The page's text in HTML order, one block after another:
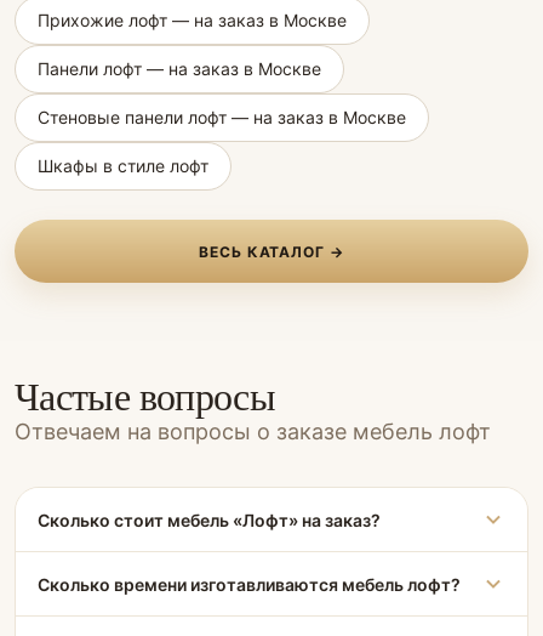
Прихожие лофт — на заказ в Москве
Панели лофт — на заказ в Москве
Стеновые панели лофт — на заказ в Москве
Шкафы в стиле лофт
ВЕСЬ КАТАЛОГ →
Частые вопросы
Отвечаем на вопросы о заказе мебель лофт
Сколько стоит мебель «Лофт» на заказ?
Сколько времени изготавливаются мебель лофт?